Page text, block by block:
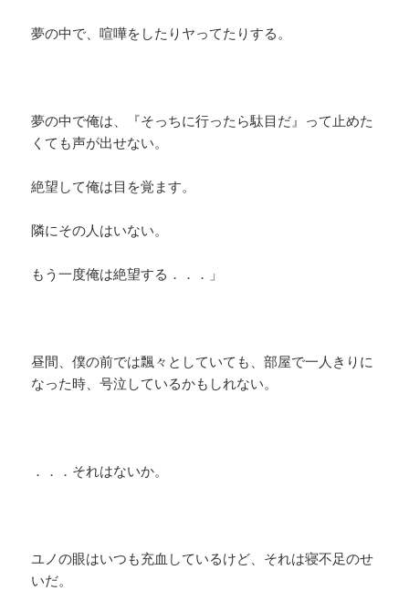
夢の中で、喧嘩をしたりヤってたりする。
夢の中で俺は、『そっちに行ったら駄目だ』って止めた
くても声が出せない。
絶望して俺は目を覚ます。
隣にその人はいない。
もう一度俺は絶望する．．．」
昼間、僕の前では飄々としていても、部屋で一人きりに
なった時、号泣しているかもしれない。
．．．それはないか。
ユノの眼はいつも充血しているけど、それは寝不足のせ
いだ。